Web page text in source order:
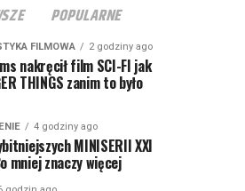
POPULARNE
FILMOWA 2 godziny ago
nakręcił film SCI-FI jak
THINGS zanim to było
4 godziny ago
MINISERII XXI
mniej znaczy więcej